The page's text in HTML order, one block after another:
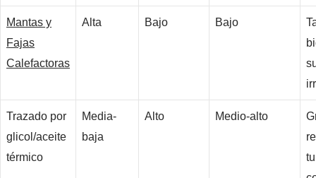
Mantas y
Fajas
Calefactoras
Alta Bajo Bajo
Trazado por
glicol/aceite
térmico
Media-
baja
Alto Medio-alto